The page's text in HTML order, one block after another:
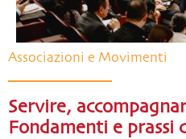
Associazioni e Movimenti
Servire,
Fondamenti e prassi